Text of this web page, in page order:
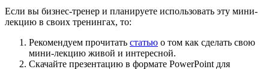
Если вы бизнес-тренер и планируете использовать эту мини-
лекцию в своих тренингах, то:
Рекомендуем прочитать статью о том как сделать свою
мини-лекцию живой и интересной.
Скачайте презентацию в формате PowerPoint для